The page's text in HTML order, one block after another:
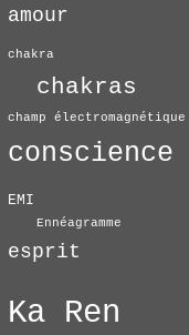
amour
chakra
chakras
champ électromagnétique
conscience
EMI
Ennéagramme
esprit
Ka Ren